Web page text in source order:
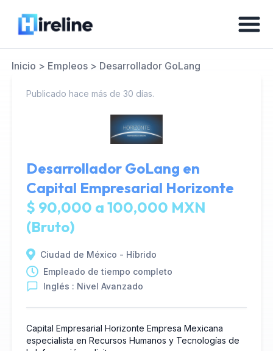
Inicio > Empleos> Desarrollador GoLang
Publicado hace más de 30 días.
Desarrollador GoLang en
Capital Empresarial Horizonte
$ 90,000 a 100,000 MXN
(Bruto)
Ciudad de México - Híbrido
Empleado de tiempo completo
Inglés : Nivel Avanzado
Capital Empresarial Horizonte Empresa Mexicana
especialista en Recursos Humanos y Tecnologías de